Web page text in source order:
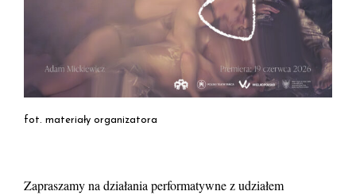
fot. materiały organizatora
Zapraszamy na działania performatywne z udziałem